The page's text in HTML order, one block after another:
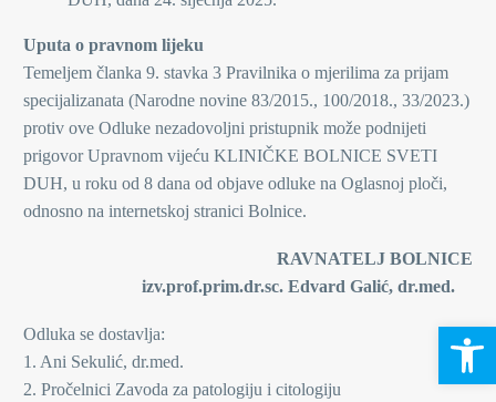
Uputa o pravnom lijeku
Temeljem članka 9. stavka 3 Pravilnika o mjerilima za prijam
specijalizanata (Narodne novine 83/2015., 100/2018., 33/2023.)
protiv ove Odluke nezadovoljni pristupnik može podnijeti
prigovor Upravnom vijeću KLINIČKE BOLNICE SVETI
DUH, u roku od 8 dana od objave odluke na Oglasnoj ploči,
odnosno na internetskoj stranici Bolnice.
RAVNATELJ BOLNICE
izv.prof.prim.dr.sc. Edvard Galić, dr.med.
Odluka se dostavlja:
1. Ani Sekulić, dr.med.
2. Pročelnici Zavoda za patologiju i citologiju